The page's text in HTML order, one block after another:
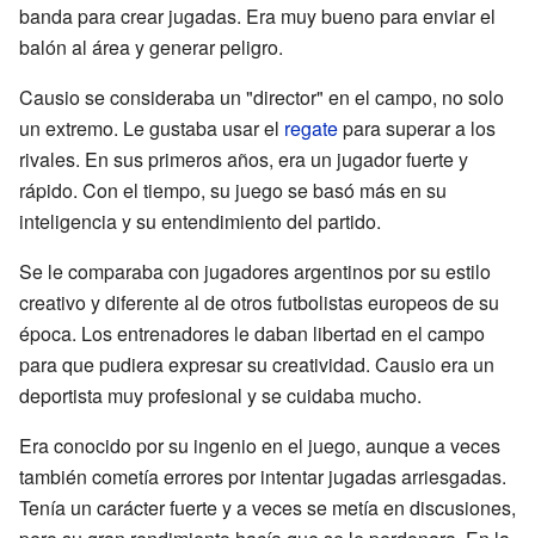
banda para crear jugadas. Era muy bueno para enviar el
balón al área y generar peligro.
Causio se consideraba un "director" en el campo, no solo
un extremo. Le gustaba usar el regatepara superar a los
rivales. En sus primeros años, era un jugador fuerte y
rápido. Con el tiempo, su juego se basó más en su
inteligencia y su entendimiento del partido.
Se le comparaba con jugadores argentinos por su estilo
creativo y diferente al de otros futbolistas europeos de su
época. Los entrenadores le daban libertad en el campo
para que pudiera expresar su creatividad. Causio era un
deportista muy profesional y se cuidaba mucho.
Era conocido por su ingenio en el juego, aunque a veces
también cometía errores por intentar jugadas arriesgadas.
Tenía un carácter fuerte y a veces se metía en discusiones,